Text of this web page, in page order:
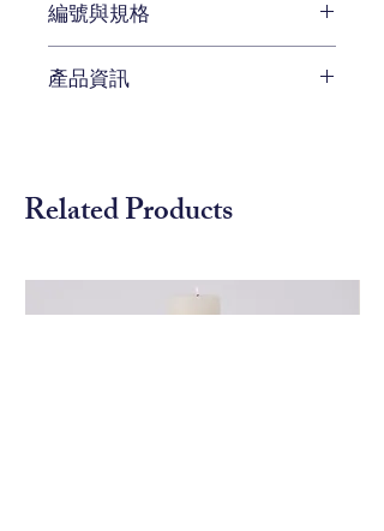
編號與規格
編號 OX-
產品資訊
Related Products